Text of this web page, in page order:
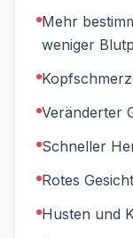
Mehr
weniger
Veränderter
Schneller
Rotes Gesicht
Husten und